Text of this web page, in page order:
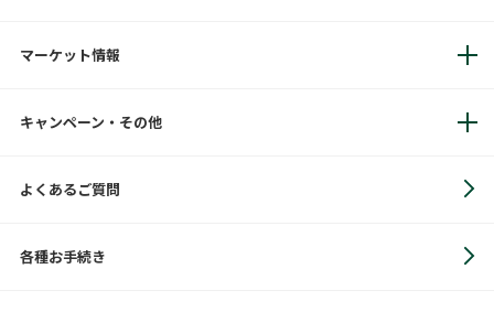
マーケット情報
キャンペーン・その他
よくあるご質問
各種お手続き